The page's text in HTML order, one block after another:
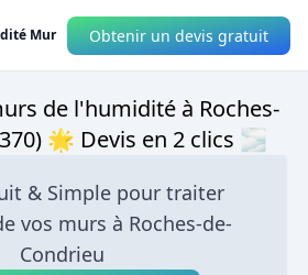
Mur Obtenir un devis gratuit
de l'humidité à Roches-
🌟 Devis en 2 clics 🌫
& Simple pour traiter
vos murs à Roches-de-
Condrieu